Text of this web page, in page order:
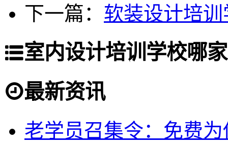
下一篇： 软装设计培
室内设计培训学校哪
最新资讯
老学员召集令：免费